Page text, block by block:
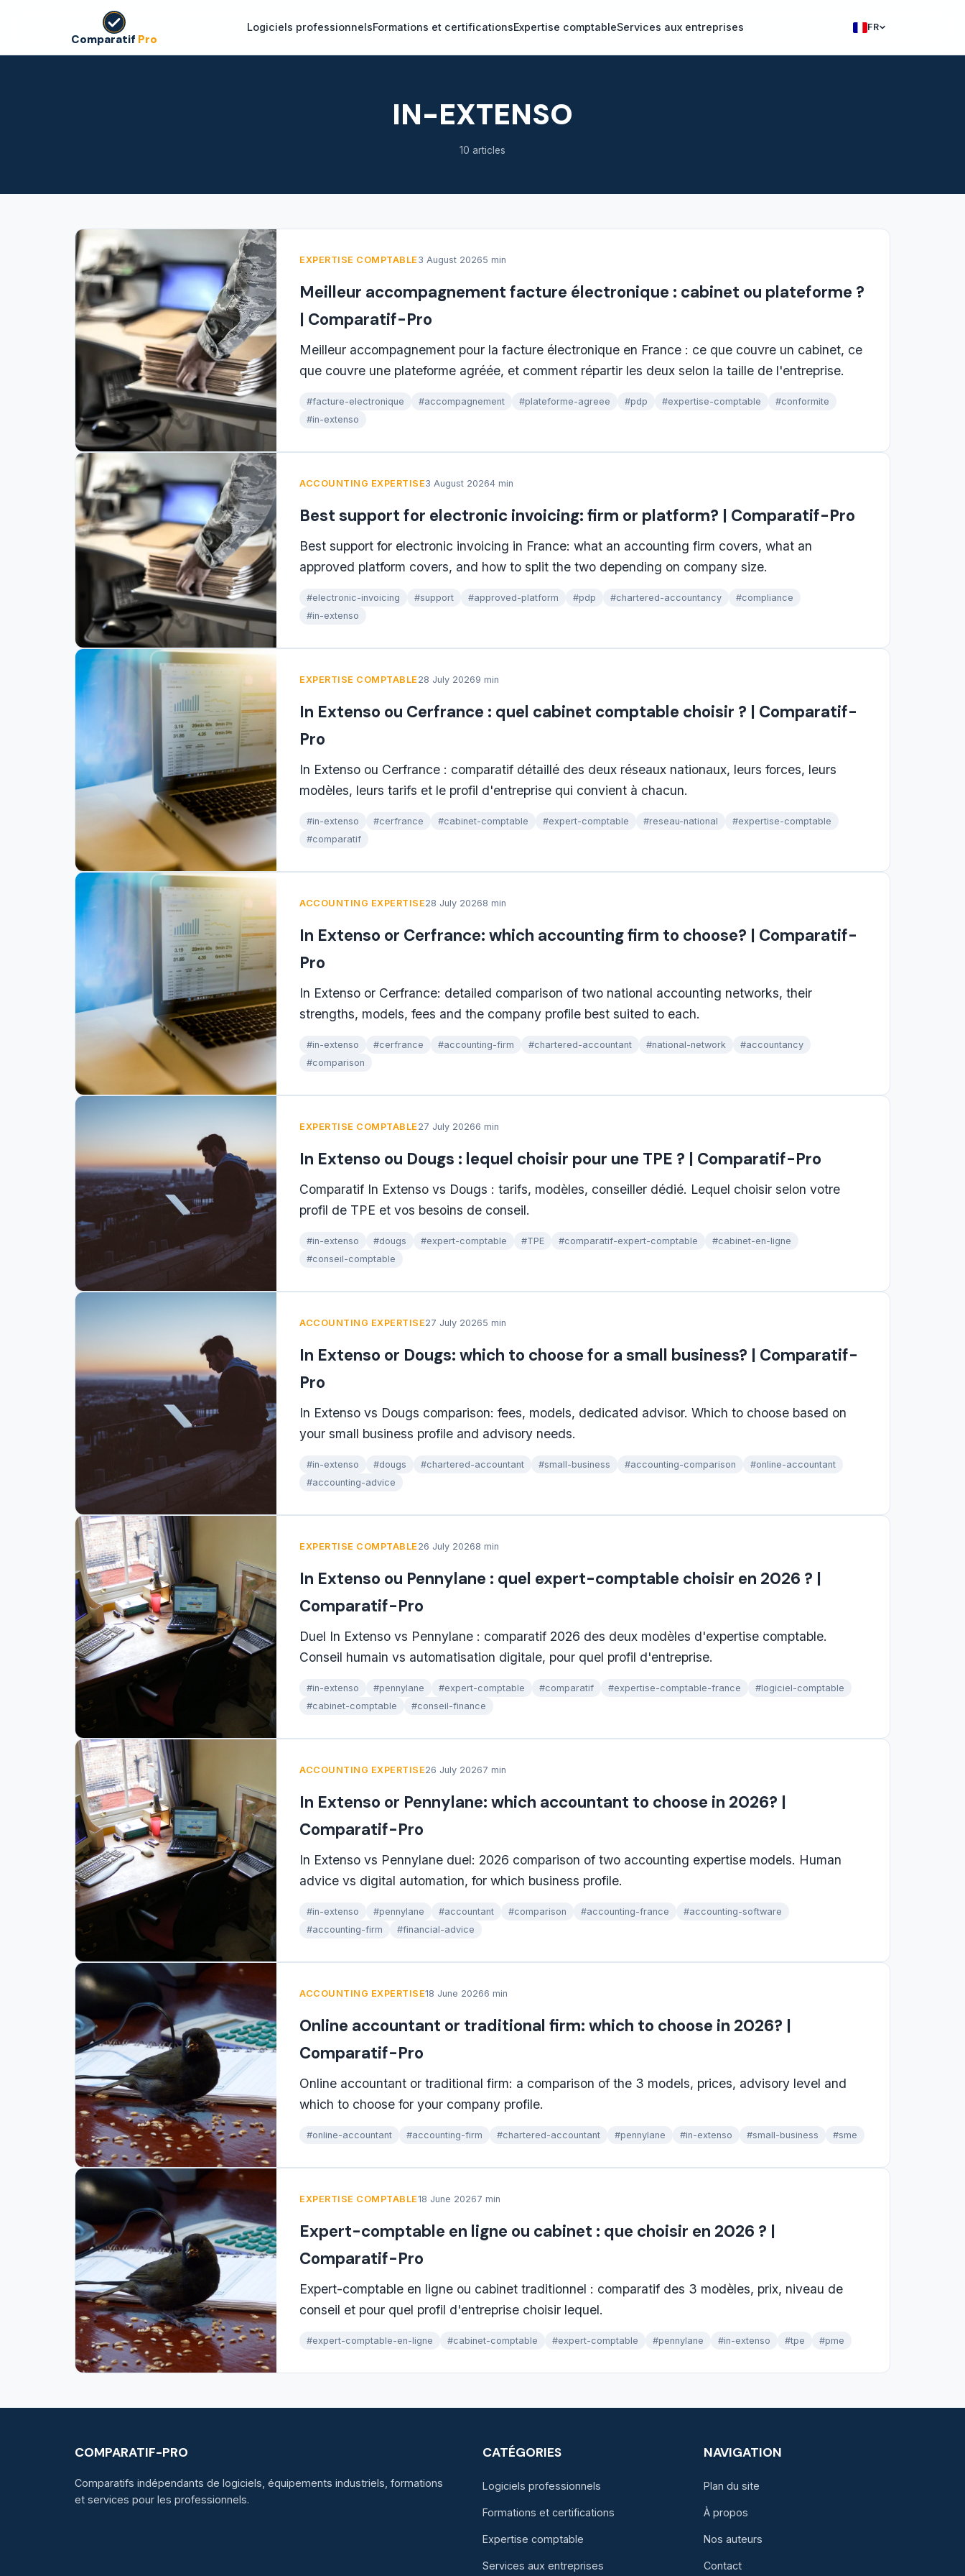
Comparatif Pro
Logiciels professionnelsFormations et certificationsExpertise comptableServices aux entreprises FR
Francais
IN-EXTENSO
10 articles
EXPERTISE COMPTABLE 3 August 20265 min
Meilleur accompagnement facture électronique : cabinet ou plateforme ?
| Comparatif-Pro
Meilleur accompagnement pour la facture électronique en France : ce que couvre un cabinet, ce
que couvre une plateforme agréée, et comment répartir les deux selon la taille de l'entreprise.
#facture-electronique #accompagnement #plateforme-agreee #pdp #expertise-comptable
#conformite
#in-extenso
ACCOUNTING EXPERTISE3 August 20264 min
Best support for electronic invoicing: firm or platform? | Comparatif-Pro
Best support for electronic invoicing in France: what an accounting firm covers, what an
approved platform covers, and how to split the two depending on company size.
#electronic-invoicing #support #approved-platform #pdp #chartered-accountancy
#compliance
#in-extenso
EXPERTISE COMPTABLE 28 July 20269 min
In Extenso ou Cerfrance : quel cabinet comptable choisir ? | Comparatif-
Pro
In Extenso ou Cerfrance : comparatif détaillé des deux réseaux nationaux, leurs forces, leurs
modèles, leurs tarifs et le profil d'entreprise qui convient à chacun.
#in-extenso #cerfrance #cabinet-comptable #expert-comptable #reseau-national
#expertise-comptable
#comparatif
ACCOUNTING EXPERTISE28 July 20268 min
In Extenso or Cerfrance: which accounting firm to choose? | Comparatif-
Pro
In Extenso or Cerfrance: detailed comparison of two national accounting networks, their
strengths, models, fees and the company profile best suited to each.
#in-extenso #cerfrance #accounting-firm #chartered-accountant #national-network
#accountancy
#comparison
EXPERTISE COMPTABLE 27 July 20266 min
In Extenso ou Dougs : lequel choisir pour une TPE ? | Comparatif-Pro
Comparatif In Extenso vs Dougs : tarifs, modèles, conseiller dédié. Lequel choisir selon votre
profil de TPE et vos besoins de conseil.
#in-extenso #dougs #expert-comptable #TPE #comparatif-expert-comptable
#cabinet-en-ligne
#conseil-comptable
ACCOUNTING EXPERTISE27 July 20265 min
In Extenso or Dougs: which to choose for a small business? | Comparatif-
Pro
In Extenso vs Dougs comparison: fees, models, dedicated advisor. Which to choose based on
your small business profile and advisory needs.
#in-extenso #dougs #chartered-accountant #small-business #accounting-comparison
#online-accountant
#accounting-advice
EXPERTISE COMPTABLE 26 July 20268 min
In Extenso ou Pennylane : quel expert-comptable choisir en 2026 ? |
Comparatif-Pro
Duel In Extenso vs Pennylane : comparatif 2026 des deux modèles d'expertise comptable.
Conseil humain vs automatisation digitale, pour quel profil d'entreprise.
#in-extenso #pennylane #expert-comptable #comparatif #expertise-comptable-france
#logiciel-comptable
#cabinet-comptable
#conseil-finance
ACCOUNTING EXPERTISE26 July 20267 min
In Extenso or Pennylane: which accountant to choose in 2026? |
Comparatif-Pro
In Extenso vs Pennylane duel: 2026 comparison of two accounting expertise models. Human
advice vs digital automation, for which business profile.
#in-extenso #pennylane #accountant #comparison #accounting-france
#accounting-software
#accounting-firm
#financial-advice
ACCOUNTING EXPERTISE18 June 20266 min
Online accountant or traditional firm: which to choose in 2026? |
Comparatif-Pro
Online accountant or traditional firm: a comparison of the 3 models, prices, advisory level and
which to choose for your company profile.
#online-accountant #accounting-firm #chartered-accountant #pennylane #in-extenso #small-business #sme
EXPERTISE COMPTABLE18 June 20267 min
Expert-comptable en ligne ou cabinet : que choisir en 2026 ? |
Comparatif-Pro
Expert-comptable en ligne ou cabinet traditionnel : comparatif des 3 modèles, prix, niveau de
conseil et pour quel profil d'entreprise choisir lequel.
#expert-comptable-en-ligne #cabinet-comptable #expert-comptable #pennylane #in-extenso #tpe #pme
COMPARATIF-PRO
Comparatifs indépendants de logiciels, équipements industriels, formations
et services pour les professionnels.
CATÉGORIES
Logiciels professionnels
Formations et certifications
Expertise comptable
Services aux entreprises
NAVIGATION
Plan du site
À propos
Nos auteurs
Contact